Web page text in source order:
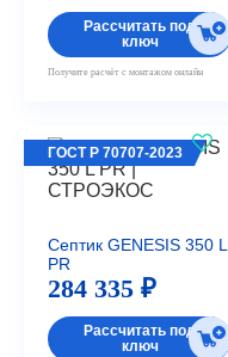
Рассчитать под
ключ
Получите расчёт с монтажом онлайн
Септик GENESIS 350 L
PR
ГОСТ Р 70707-2023
284 335 ₽
Рассчитать под
ключ